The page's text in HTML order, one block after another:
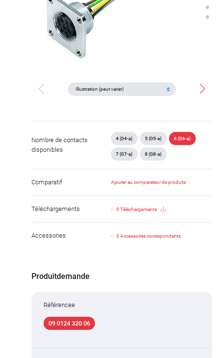
Nombre de contacts
disponibles
4 (04-a) 5 (05-a) 6 (06-a)
7 (07-a) 8 (08-a)
Comparatif Ajouter au comparateur de produits
Téléchargements 5 Téléchargements
Accessories 3 Accessoires correspondants
Produitdemande
Référencee
09 0124 320 06